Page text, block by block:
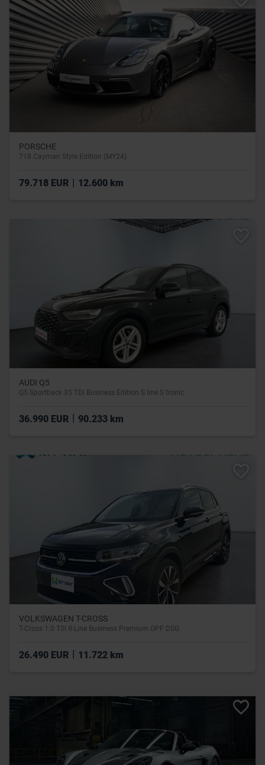
PORSCHE
718 Cayman Style Edition (MY24)
79.718 EUR | 12.600 km
AUDI Q5
Q5 Sportback 35 TDi Business Edition S line S tronic
36.990 EUR 90.233 km
VOLKSWAGEN T-CROSS
T-Cross 1.0 TSI R-Line Business Premium OPF DSG
26.490 EUR | 11.722 km